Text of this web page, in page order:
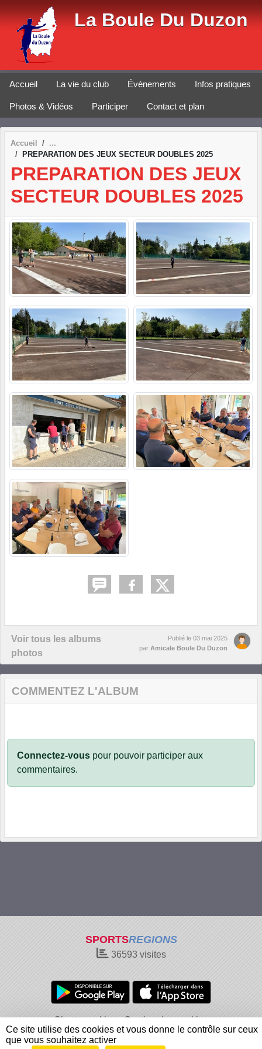
La Boule Du Duzon
Accueil La vie du club Évènements Infos pratiques
Photos & Vidéos Participer Contact et plan
Accueil
PREPARATION DES JEUX SECTEUR DOUBLES 2025
PREPARATION DES JEUX
SECTEUR DOUBLES 2025
Voir tous les albums
photos
Publié le 03 mai 2025
par Amicale Boule Du Duzon
COMMENTEZ L'ALBUM
Connectez-vous pour pouvoir participer aux
commentaires.
SPORTSREGIONS
36593visites
Charte cookies
Gestion des cookies
Informations légales
Signaler un contenu inapproprié
Panneau de gestion des cookies
Ce site utilise des cookies et vous donne le contrôle sur ceux
que vous souhaitez activer